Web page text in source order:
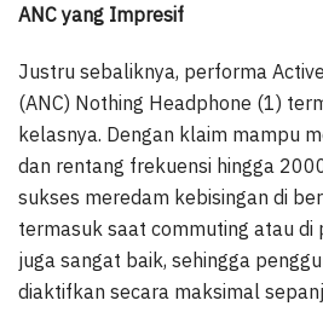
ANC yang Impresif
Justru sebaliknya, performa
(ANC) Nothing Headphone (1)
kelasnya. Dengan klaim mampu
dan rentang frekuensi hingga
sukses meredam kebisingan di
termasuk saat commuting atau di
juga sangat baik, sehingga
diaktifkan secara maksimal